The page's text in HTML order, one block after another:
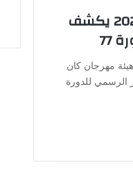
مهرجان كان السينمائي 2024 يكشف
77
كشفت اليوم الخميس 11 أفريل 2024 هيئة مهرجان كان
الرسمي للدورة